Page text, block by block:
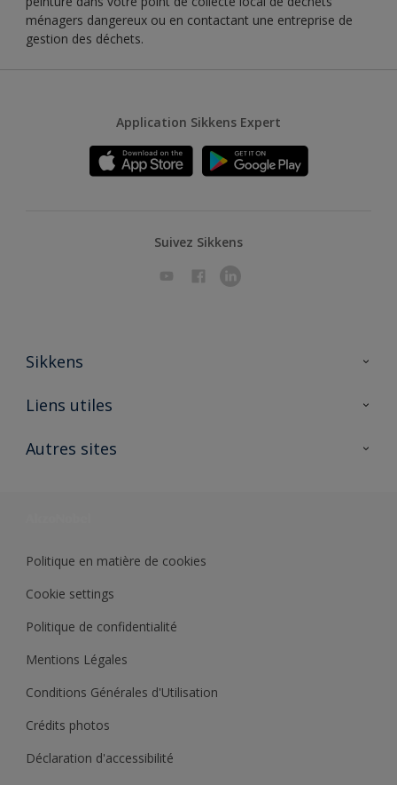
ménagers dangereux ou en contactant une entreprise de
gestion des déchets.
Application Sikkens Expert
Suivez Sikkens
Sikkens
A propos de Sikkens
Liens utiles
Ouvrir un magasin PASS
Autres sites
Politique en matière de cookies
Cookie settings
Politique de confidentialité
Mentions Légales
Conditions Générales d'Utilisation
Crédits photos
Déclaration d'accessibilité